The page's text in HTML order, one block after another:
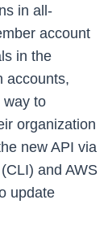
in all-
account
in the
accounts,
way to
organization
new API via
and AWS
update